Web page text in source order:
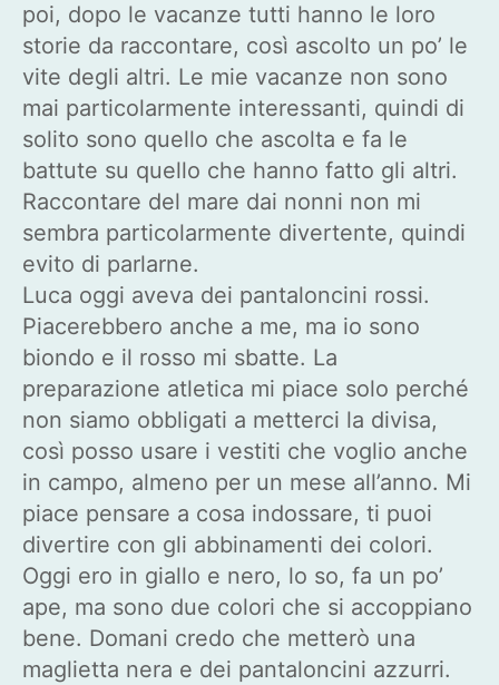
poi, dopo le vacanze tutti hanno le loro
storie da raccontare, così ascolto un po’ le
vite degli altri. Le mie vacanze non sono
mai particolarmente interessanti, quindi di
solito sono quello che ascolta e fa le
battute su quello che hanno fatto gli altri.
Raccontare del mare dai nonni non mi
sembra particolarmente divertente, quindi
evito di parlarne.
Luca oggi aveva dei pantaloncini rossi.
Piacerebbero anche a me, ma io sono
biondo e il rosso mi sbatte. La
preparazione atletica mi piace solo perché
non siamo obbligati a metterci la divisa,
così posso usare i vestiti che voglio anche
in campo, almeno per un mese all’anno. Mi
piace pensare a cosa indossare, ti puoi
divertire con gli abbinamenti dei colori.
Oggi ero in giallo e nero, lo so, fa un po’
ape, ma sono due colori che si accoppiano
bene. Domani credo che metterò una
maglietta nera e dei pantaloncini azzurri.